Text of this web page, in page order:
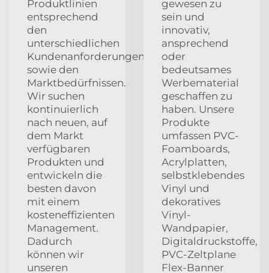
Produktlinien
entsprechend
den
unterschiedlichen
Kundenanforderungen
sowie den
Marktbedürfnissen.
Wir suchen
kontinuierlich
nach neuen, auf
dem Markt
verfügbaren
Produkten und
entwickeln die
besten davon
mit einem
kosteneffizienten
Management.
Dadurch
können wir
unseren
gewesen zu
sein und
innovativ,
ansprechend
oder
bedeutsames
Werbematerial
geschaffen zu
haben. Unsere
Produkte
umfassen PVC-
Foamboards,
Acrylplatten,
selbstklebendes
Vinyl und
dekoratives
Vinyl-
Wandpapier,
Digitaldruckstoffe,
PVC-Zeltplane
Flex-Banner